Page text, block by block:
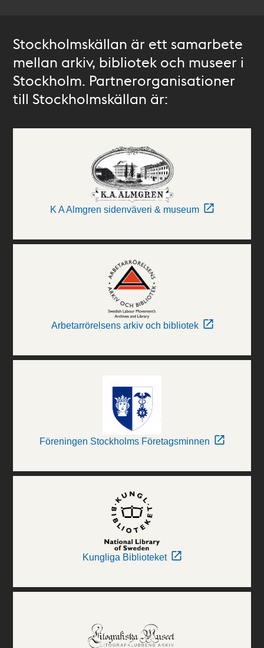
Stockholmskällan är ett samarbete
mellan arkiv, bibliotek och museer i
Stockholm. Partnerorganisationer
till Stockholmskällan är:
K A Almgren sidenväveri & museum
Arbetarrörelsens arkiv och bibliotek
Föreningen Stockholms Företagsminnen
Kungliga Biblioteket